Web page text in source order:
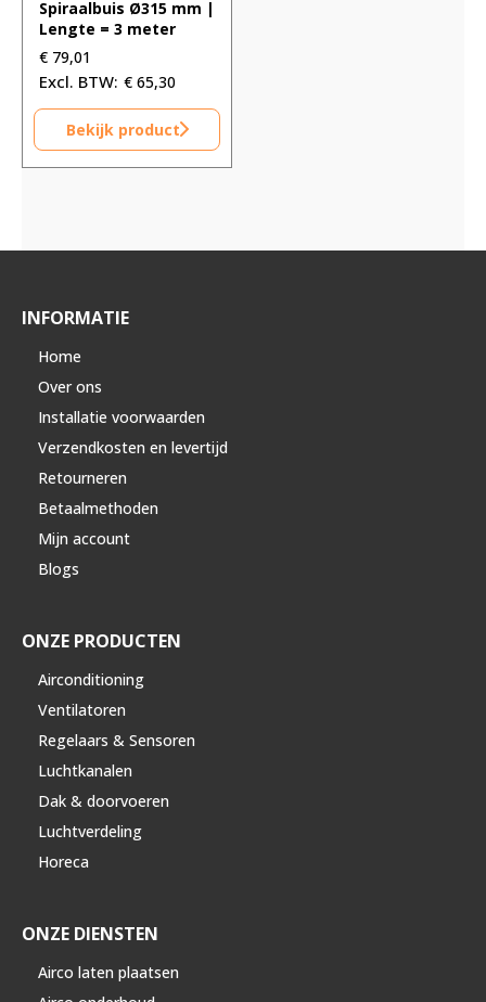
Spiraalbuis Ø315 mm |
Lengte = 3 meter
€ 79,01
€ 65,30
Bekijk product
INFORMATIE
Home
Over ons
Installatie voorwaarden
Verzendkosten en levertijd
Retourneren
Betaalmethoden
Mijn account
Blogs
ONZE PRODUCTEN
Airconditioning
Ventilatoren
Regelaars & Sensoren
Luchtkanalen
Dak & doorvoeren
Luchtverdeling
Horeca
ONZE DIENSTEN
Airco laten plaatsen